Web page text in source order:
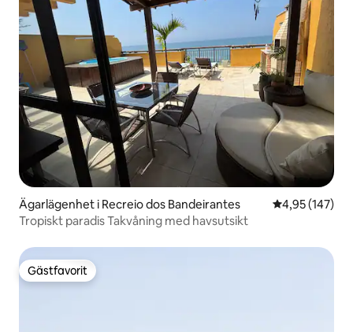
Ägarlägenhet i Recreio dos Bandeirantes 4,95 av 5 i
4,95 (147)
Tropiskt paradis Takvåning med havsutsikt
Gästfavorit
Gästfavorit